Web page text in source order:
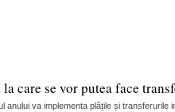
care se vor putea face
anului va implementa plățile și